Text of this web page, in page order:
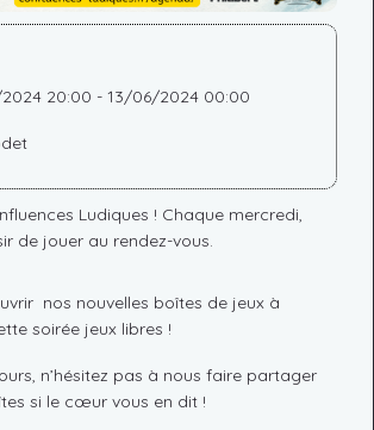
20:00 - 13/06/2024 00:00
Ludiques ! Chaque mercredi,
de jouer au rendez-vous.
nos nouvelles boîtes de jeux à
soirée jeux libres !
n’hésitez pas à nous faire partager
si le cœur vous en dit !